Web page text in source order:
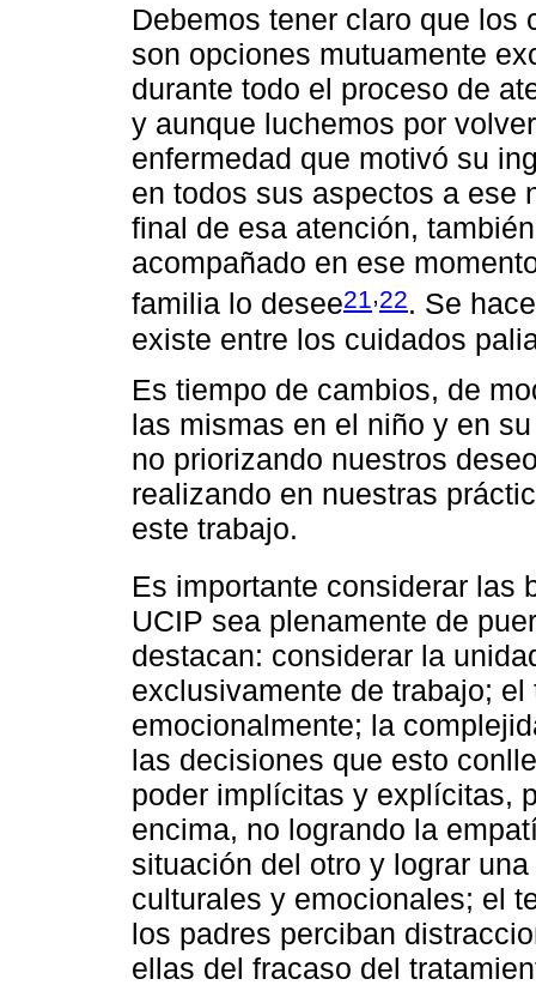
Debemos tener claro que
son opciones mutuamente
durante todo el proceso de
y aunque luchemos por
enfermedad que motivó su
en todos sus aspectos a ese
final de esa atención,
acompañado en ese
familia lo desee21 22. Se
existe entre los cuidados
Es tiempo de cambios, de
las mismas en el niño y en
no priorizando nuestros
realizando en nuestras
este trabajo.
Es importante considerar las
UCIP sea plenamente de
destacan: considerar la
exclusivamente de trabajo;
emocionalmente; la
las decisiones que esto
poder implícitas y explícitas,
encima, no logrando la
situación del otro y lograr
culturales y emocionales; el
los padres perciban
ellas del fracaso del